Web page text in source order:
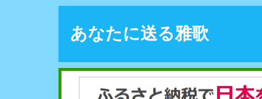
あなたに送る雅歌